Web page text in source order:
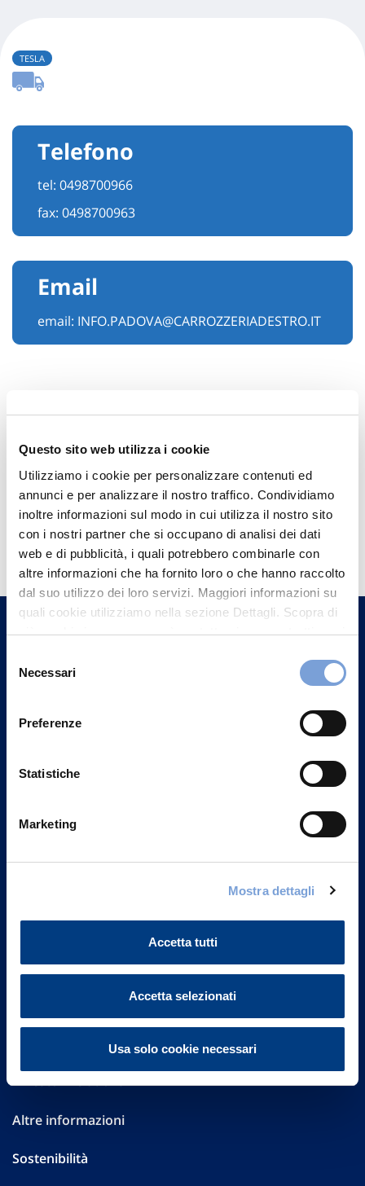
Questo sito web utilizza i cookie
Utilizziamo i cookie per personalizzare contenuti ed
annunci e per analizzare il nostro traffico. Condividiamo
inoltre informazioni sul modo in cui utilizza il nostro sito
con i nostri partner che si occupano di analisi dei dati
web e di pubblicità, i quali potrebbero combinarle con
altre informazioni che ha fornito loro o che hanno raccolto
dal suo utilizzo dei loro servizi. Maggiori informazioni su
quali cookie utilizziamo nella sezione Dettagli. Scopra di
più su chi siamo, come può contattarci e come trattiamo i
può trovare nel footer del sito nella sezione "Informativa
delNecessari
Preferenze
Statistiche
Marketing
Mostra dettagli
Accetta tutti
Accetta selezionati
Usa solo cookie necessari
TESLA
Telefono
tel: 0498700966
fax: 0498700963
Email
email: INFO.PADOVA@CARROZZERIADESTRO.IT
Hai bisogno di
informazioni?
Trova l'Agenzia più vicina a te e parla con
un nostro Agente.
Via Ignazio Gardella, 2
Part. IVA 01329510158
Investor Relations
Altre informazioni
Sostenibilità